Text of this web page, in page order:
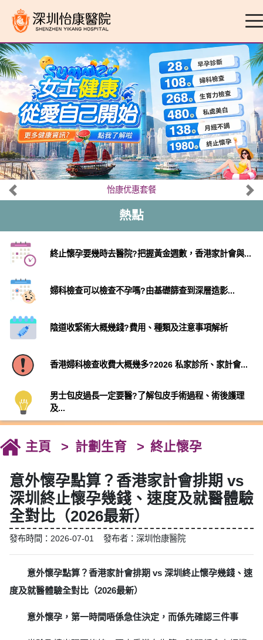
怡康优惠套餐
熱點
終止懷孕要幾時去醫院?把握黃金週數，香港家計會與...
婦科檢查可以檢查不孕嗎?由基礎篩查到深層造影...
陰道收緊術大概幾錢?費用、種類及注意事項解析
香港婦科檢查收費大概幾多?2026 私家診所、家計會...
男士包皮過長一定要醫?了解包皮手術過程、術後護理
及...
主頁 計劃生育 終止懷孕
意外懷孕點算？香港家計會排期 vs
深圳終止懷孕幾錢、速度及就醫體驗
全對比（2026最新）
發布時間：2026-07-01 發布者：深圳怡康醫院
意外懷孕點算？香港家計會排期 vs 深圳終止懷孕幾錢、速
度及就醫體驗全對比（2026最新）
意外懷孕，第一時間唔係急住決定，而係先確認三件事